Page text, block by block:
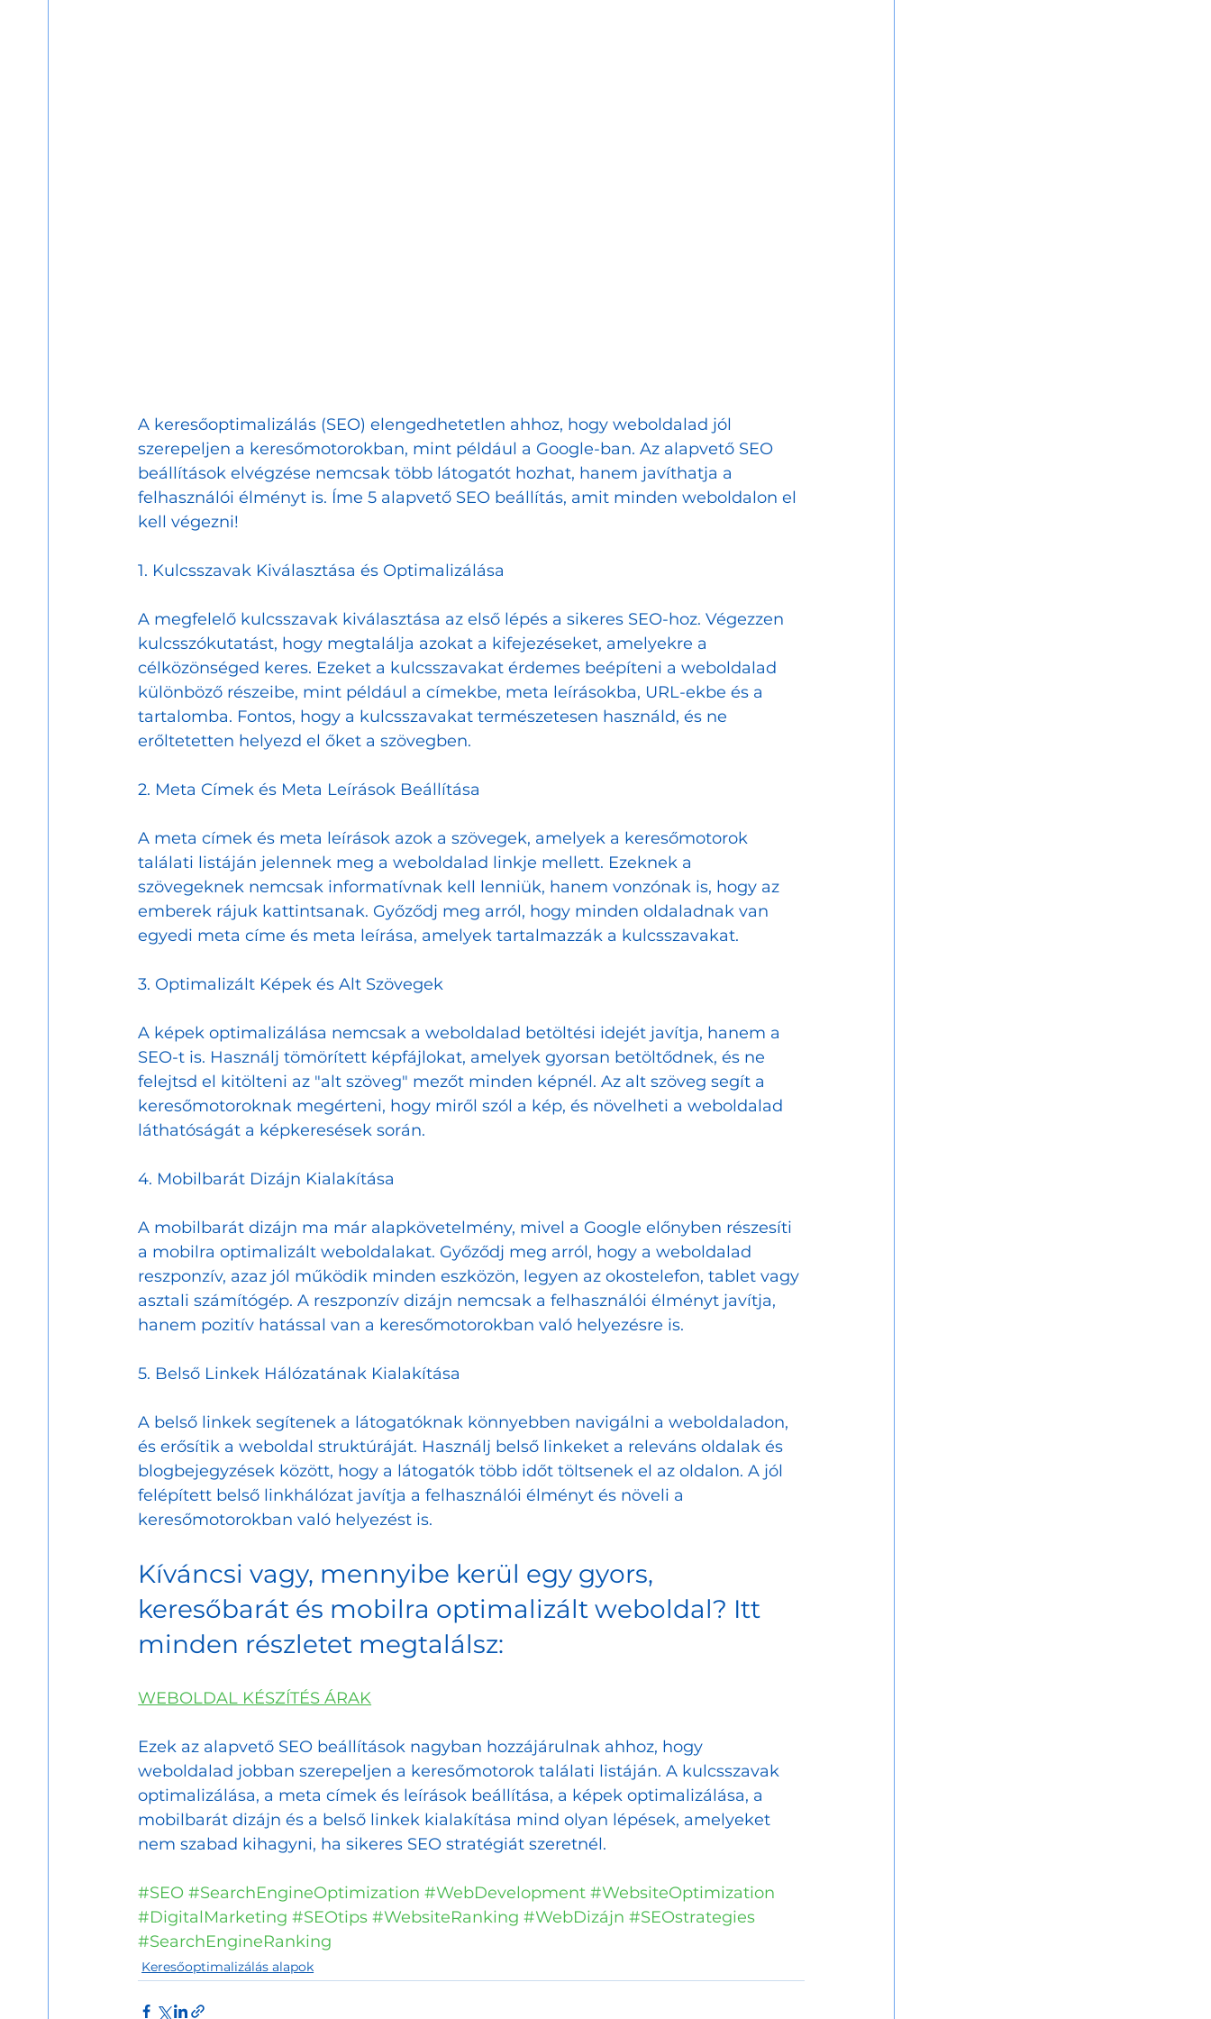
1 2
A keresőoptimalizálás (SEO) elengedhetetlen ahhoz, hogy weboldalad jól
szerepeljen a keresőmotorokban, mint például a Google-ban. Az alapvető SEO
beállítások elvégzése nemcsak több látogatót hozhat, hanem javíthatja a
felhasználói élményt is. Íme 5 alapvető SEO beállítás, amit minden weboldalon el
kell végezni!
1. Kulcsszavak Kiválasztása és Optimalizálása
A megfelelő kulcsszavak kiválasztása az első lépés a sikeres SEO-hoz. Végezzen
kulcsszókutatást, hogy megtalálja azokat a kifejezéseket, amelyekre a
célközönséged keres. Ezeket a kulcsszavakat érdemes beépíteni a weboldalad
különböző részeibe, mint például a címekbe, meta leírásokba, URL-ekbe és a
tartalomba. Fontos, hogy a kulcsszavakat természetesen használd, és ne
erőltetetten helyezd el őket a szövegben.
2. Meta Címek és Meta Leírások Beállítása
A meta címek és meta leírások azok a szövegek, amelyek a keresőmotorok
találati listáján jelennek meg a weboldalad linkje mellett. Ezeknek a
szövegeknek nemcsak informatívnak kell lenniük, hanem vonzónak is, hogy az
emberek rájuk kattintsanak. Győződj meg arról, hogy minden oldaladnak van
egyedi meta címe és meta leírása, amelyek tartalmazzák a kulcsszavakat.
3. Optimalizált Képek és Alt Szövegek
A képek optimalizálása nemcsak a weboldalad betöltési idejét javítja, hanem a
SEO-t is. Használj tömörített képfájlokat, amelyek gyorsan betöltődnek, és ne
felejtsd el kitölteni az "alt szöveg" mezőt minden képnél. Az alt szöveg segít a
keresőmotoroknak megérteni, hogy miről szól a kép, és növelheti a weboldalad
láthatóságát a képkeresések során.
4. Mobilbarát Dizájn Kialakítása
A mobilbarát dizájn ma már alapkövetelmény, mivel a Google előnyben részesíti
a mobilra optimalizált weboldalakat. Győződj meg arról, hogy a weboldalad
reszponzív, azaz jól működik minden eszközön, legyen az okostelefon, tablet vagy
asztali számítógép. A reszponzív dizájn nemcsak a felhasználói élményt javítja,
hanem pozitív hatással van a keresőmotorokban való helyezésre is.
5. Belső Linkek Hálózatának Kialakítása
A belső linkek segítenek a látogatóknak könnyebben navigálni a weboldaladon,
és erősítik a weboldal struktúráját. Használj belső linkeket a releváns oldalak és
blogbejegyzések között, hogy a látogatók több időt töltsenek el az oldalon. A jól
felépített belső linkhálózat javítja a felhasználói élményt és növeli a
keresőmotorokban való helyezést is.
Kíváncsi vagy, mennyibe kerül egy gyors,
keresőbarát és mobilra optimalizált weboldal? Itt
minden részletet megtalálsz:
WEBOLDAL KÉSZÍTÉS ÁRAK
Ezek az alapvető SEO beállítások nagyban hozzájárulnak ahhoz, hogy
weboldalad jobban szerepeljen a keresőmotorok találati listáján. A kulcsszavak
optimalizálása, a meta címek és leírások beállítása, a képek optimalizálása, a
mobilbarát dizájn és a belső linkek kialakítása mind olyan lépések, amelyeket
nem szabad kihagyni, ha sikeres SEO stratégiát szeretnél.
#SEO #SearchEngineOptimization #WebDevelopment #WebsiteOptimization
#DigitalMarketing #SEOtips #WebsiteRanking #WebDizájn #SEOstrategies
#SearchEngineRanking
Keresőoptimalizálás alapok